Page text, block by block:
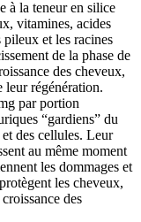
à la teneur en silice
vitamines, acides
et les racines
de la phase de
des cheveux,
leur régénération.
par portion
“gardiens” du
des cellules. Leur
au même moment
les dommages et
les cheveux,
des